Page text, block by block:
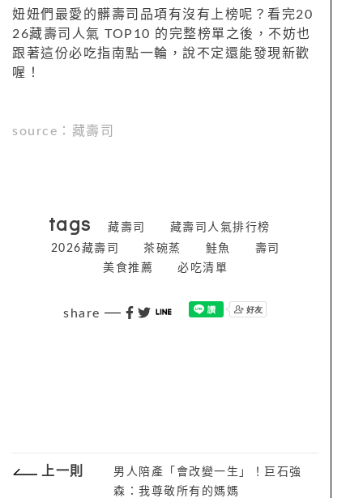
妞妞們最愛的髒壽司品項有沒有上榜呢？看完20
26藏壽司人氣 TOP10 的完整榜單之後，不妨也
跟著這份必吃指南點一輪，說不定還能發現新歡
喔！
source：藏壽司
tags 藏壽司
藏壽司人氣排行榜
2026藏壽司
茶碗蒸 鮭魚
壽司
美食推薦
必吃清單
share
上一則
男人陪產「會改變一生」！巨石強
森：我尊敬所有的媽媽